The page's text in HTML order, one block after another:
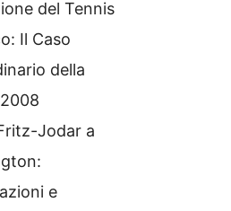
del Tennis
Il Caso
della
Jodar a
e